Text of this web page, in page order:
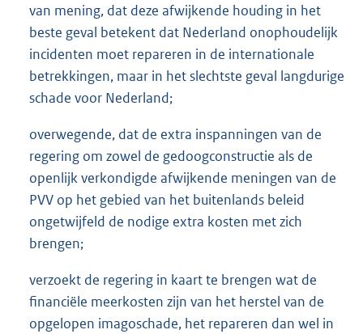
van mening, dat deze afwijkende houding in het
beste geval betekent dat Nederland onophoudelijk
incidenten moet repareren in de internationale
betrekkingen, maar in het slechtste geval langdurige
schade voor Nederland;
overwegende, dat de extra inspanningen van de
regering om zowel de gedoogconstructie als de
openlijk verkondigde afwijkende meningen van de
PVV op het gebied van het buitenlands beleid
ongetwijfeld de nodige extra kosten met zich
brengen;
verzoekt de regering in kaart te brengen wat de
financiële meerkosten zijn van het herstel van de
opgelopen imagoschade, het repareren dan wel in